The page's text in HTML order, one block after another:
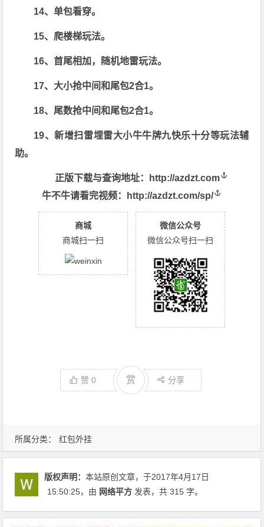
所属分类： 红包外挂
14、单包看穿。
15、爬楼梯玩法。
16、首尾相加，随机地雷玩法。
17、大小抢中间和尾包2合1。
18、尾数抢中间和尾包2合1。
19、新增扫雷埋雷大小牛牛牌九快乐十分等玩法辅
助。
正版下载与查询地址：
http://azdzt.com
牛不牛请看完视频：
http://azdzt.com/sp/
商城
商城扫一扫
微信公众号
微信公众号扫一扫
赞0 赏 分享
版权声明：本站原创文章，于2017年4月17日
15:50:25，由 网络平方 发表，共 315 字。